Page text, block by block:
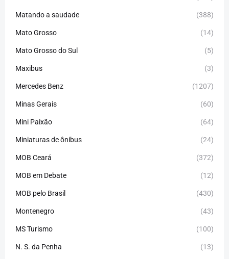
Matando a saudade (388)
Mato Grosso (14)
Mato Grosso do Sul (5)
Maxibus (3)
Mercedes Benz (1207)
Minas Gerais (60)
Mini Paixão (64)
Miniaturas de ônibus (24)
MOB Ceará (372)
MOB em Debate (12)
MOB pelo Brasil (430)
Montenegro (43)
MS Turismo (100)
N. S. da Penha (13)